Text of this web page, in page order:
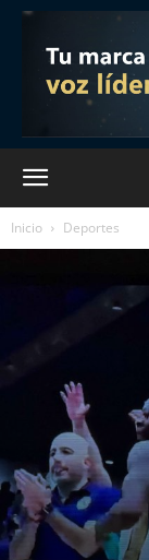
Inicio Deportes